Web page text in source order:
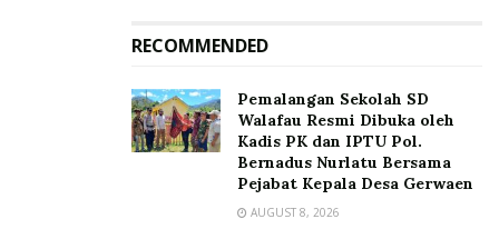
RECOMMENDED
Pemalangan Sekolah SD
Walafau Resmi Dibuka oleh
Kadis PK dan IPTU Pol.
Bernadus Nurlatu Bersama
Pejabat Kepala Desa Gerwaen
AUGUST 8, 2026